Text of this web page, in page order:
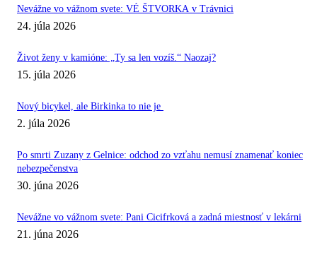
Nevážne vo vážnom svete: VÉ ŠTVORKA v Trávnici
24. júla 2026
Život ženy v kamióne: „Ty sa len vozíš.“ Naozaj?
15. júla 2026
Nový bicykel, ale Birkinka to nie je
2. júla 2026
Po smrti Zuzany z Gelnice: odchod zo vzťahu nemusí znamenať koniec
nebezpečenstva
30. júna 2026
Nevážne vo vážnom svete: Pani Cicifrková a zadná miestnosť v lekárni
21. júna 2026